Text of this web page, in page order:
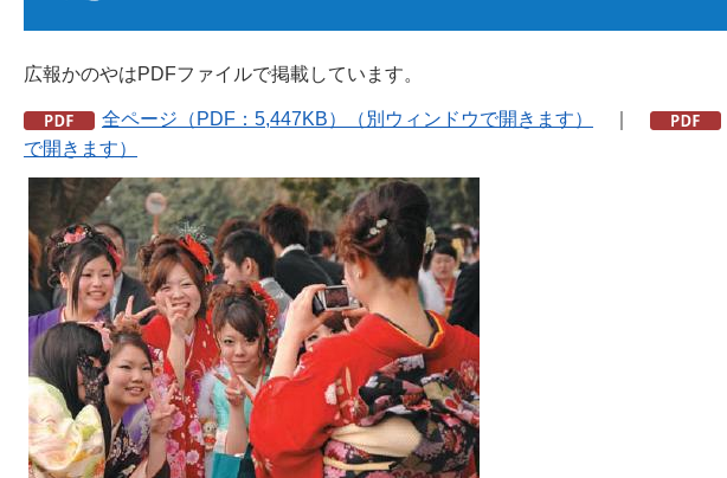
広報かのやはPDFファイルで掲載しています。
全ページ（PDF：5,447KB）（別ウィンドウで開きます）
で開きます）